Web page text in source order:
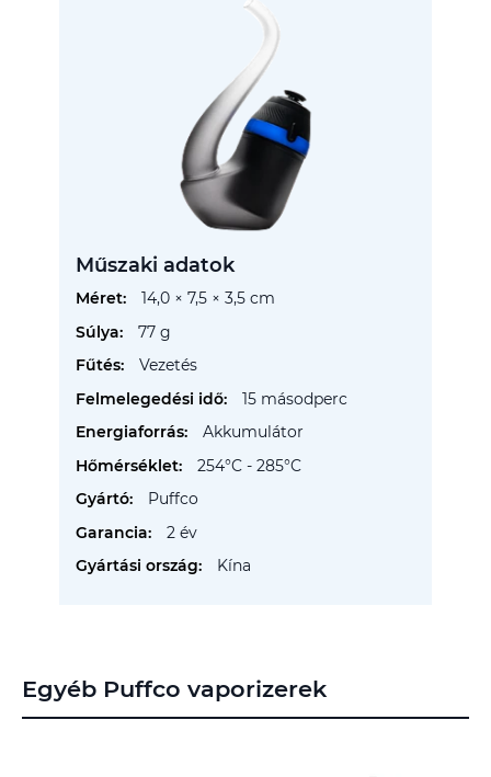
Műszaki adatok
További
14,0 × 7,5 × 3,5 cm
77 g
Vezetés
15 másodperc
Akkumulátor
254°C - 285°C
Puffco
2 év
Kína
Egyéb Puffco vaporizerek